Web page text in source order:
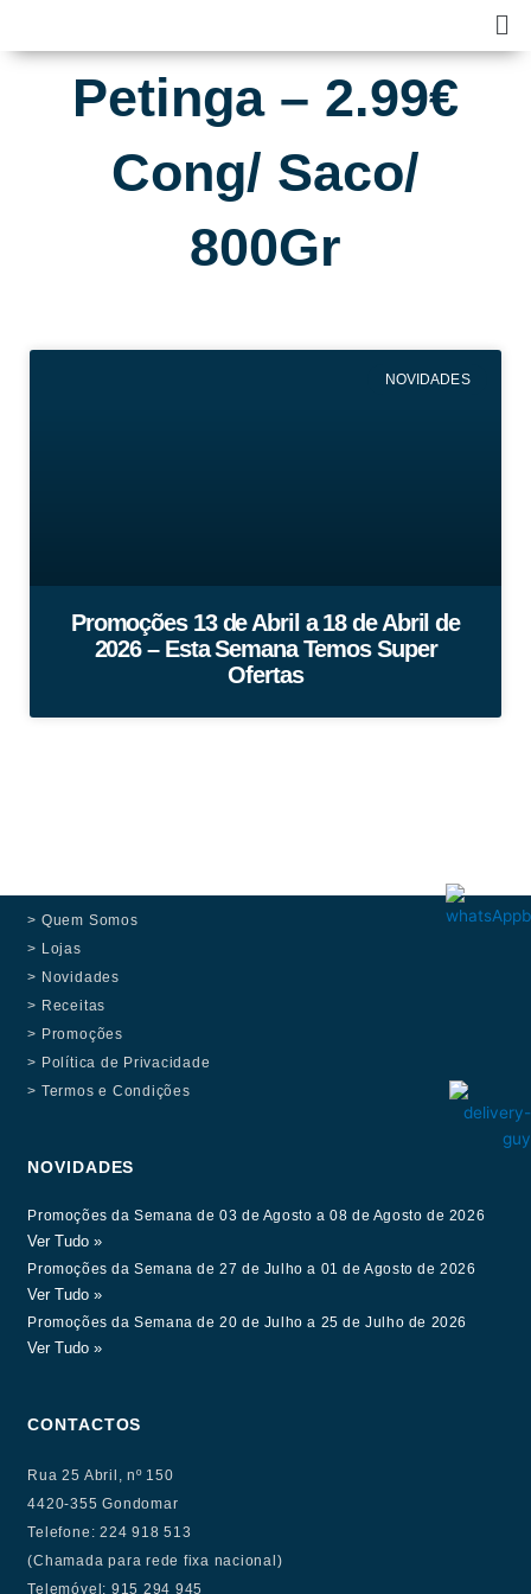
content
Petinga – 2.99€
Cong/ Saco/
800Gr
NOVIDADES
Promoções 13 de Abril a 18 de Abril de
2026 – Esta Semana Temos Super
Ofertas
> Quem Somos
> Lojas
> Novidades
> Receitas
> Promoções
> Política de Privacidade
> Termos e Condições
NOVIDADES
Promoções da Semana de 03 de Agosto a 08 de Agosto de 2026
Ver Tudo »
Promoções da Semana de 27 de Julho a 01 de Agosto de 2026
Ver Tudo »
Promoções da Semana de 20 de Julho a 25 de Julho de 2026
Ver Tudo »
CONTACTOS
Rua 25 Abril, nº 150
4420-355 Gondomar
Telefone: 224 918 513
(Chamada para rede fixa nacional)
Telemóvel: 915 294 945